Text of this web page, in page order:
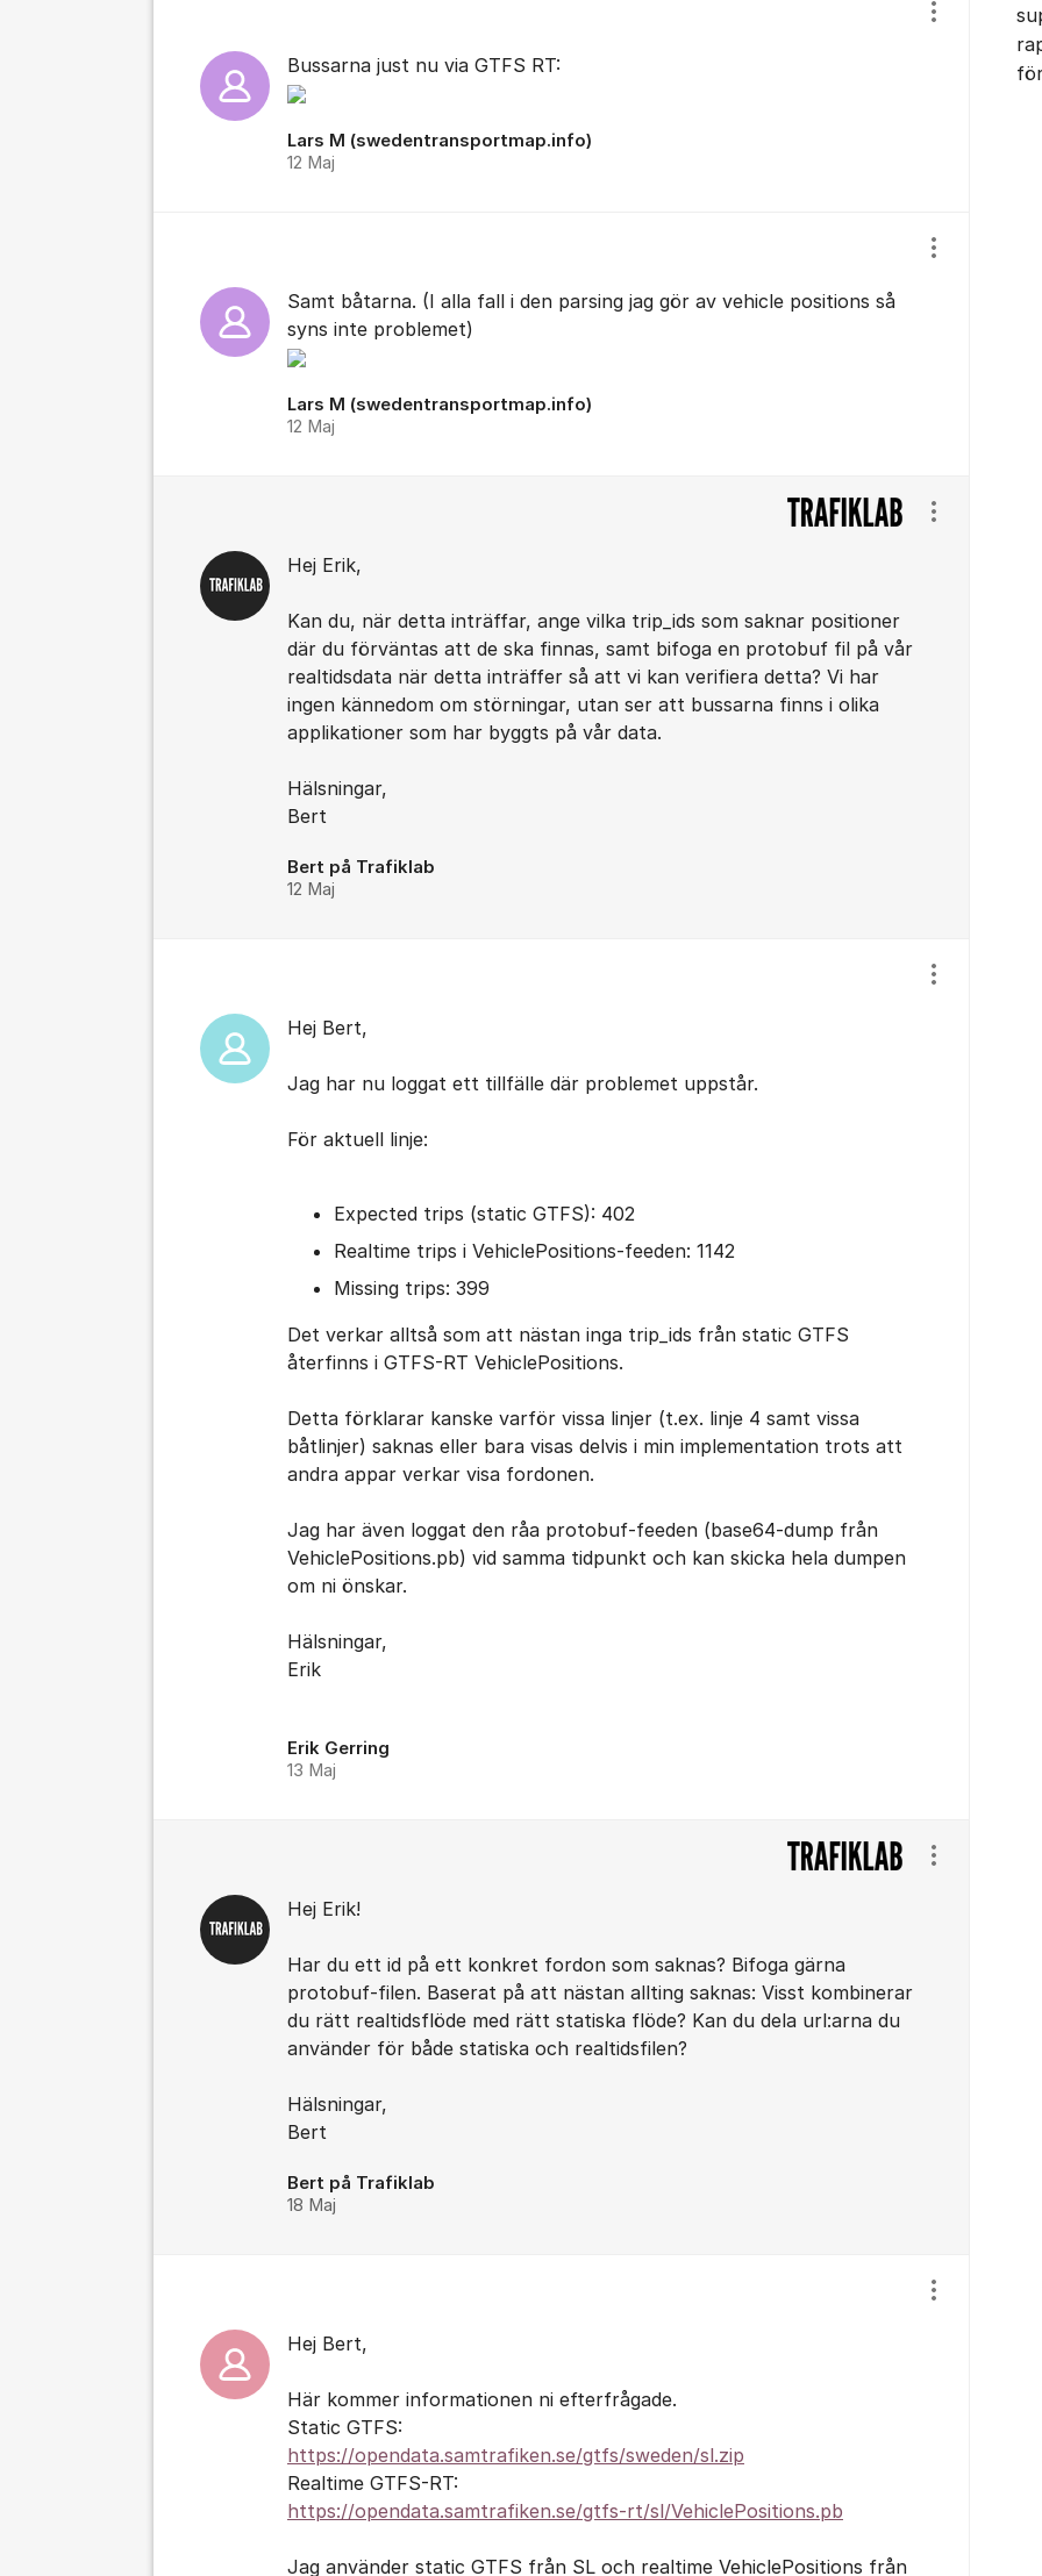
Bussarna just nu via GTFS RT:
Lars M (swedentransportmap.info)
12 Maj
Visa/dölj
Samt båtarna. (I alla fall i den parsing jag gör av vehicle positions så
syns inte problemet)
Lars M (swedentransportmap.info)
12 Maj
Visa/dölj
Hej Erik,
Kan du, när detta inträffar, ange vilka trip_ids som saknar positioner
där du förväntas att de ska finnas, samt bifoga en protobuf fil på vår
realtidsdata när detta inträffer så att vi kan verifiera detta? Vi har
ingen kännedom om störningar, utan ser att bussarna finns i olika
applikationer som har byggts på vår data.
Hälsningar,
Bert
Bert på Trafiklab
12 Maj
Visa/dölj
Hej Bert,
Jag har nu loggat ett tillfälle där problemet uppstår.
För aktuell linje:
Expected trips (static GTFS): 402
Realtime trips i VehiclePositions-feeden: 1142
Missing trips: 399
Det verkar alltså som att nästan inga trip_ids från static GTFS
återfinns i GTFS-RT VehiclePositions.
Detta förklarar kanske varför vissa linjer (t.ex. linje 4 samt vissa
båtlinjer) saknas eller bara visas delvis i min implementation trots att
andra appar verkar visa fordonen.
Jag har även loggat den råa protobuf-feeden (base64-dump från
VehiclePositions.pb) vid samma tidpunkt och kan skicka hela dumpen
om ni önskar.
Hälsningar,
Erik
Erik Gerring
13 Maj
Visa/dölj
Hej Erik!
Har du ett id på ett konkret fordon som saknas? Bifoga gärna
protobuf-filen. Baserat på att nästan allting saknas: Visst kombinerar
du rätt realtidsflöde med rätt statiska flöde? Kan du dela url:arna du
använder för både statiska och realtidsfilen?
Hälsningar,
Bert
Bert på Trafiklab
18 Maj
Visa/dölj
Hej Bert,
Här kommer informationen ni efterfrågade.
Static GTFS:
https://opendata.samtrafiken.se/gtfs/sweden/sl.zip
Realtime GTFS-RT:
https://opendata.samtrafiken.se/gtfs-rt/sl/VehiclePositions.pb
Jag använder static GTFS från SL och realtime VehiclePositions från
Visa/dölj